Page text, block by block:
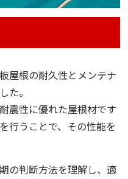
屋根の耐久性とメンテナ
た。
震性に優れた屋根材です
行うことで、その性能を
の判断方法を理解し、適